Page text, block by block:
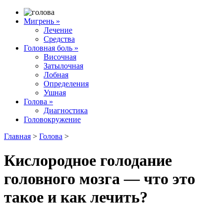
Мигрень »
Лечение
Средства
Головная боль »
Височная
Затылочная
Лобная
Определения
Ушная
Голова »
Диагностика
Головокружение
Главная > Голова >
Кислородное голодание
головного мозга — что это
такое и как лечить?